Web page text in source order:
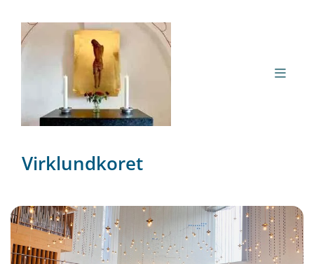
Virklundkoret